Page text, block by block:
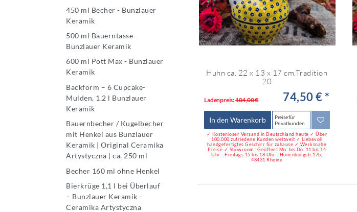
450 ml Becher - Bunzlauer
Keramik
500 ml Bauerntasse -
Bunzlauer Keramik
600 ml Pott Max - Bunzlauer
Keramik
Backform – 6 Cupcake-
Mulden, 1,2 l Bunzlauer
Keramik
Bauernbecher / Kugelbecher
mit Henkel aus Bunzlauer
Keramik | Original Ceramika
Artystyczna | ca. 250 ml
Becher 160 ml ohne Henkel
Bierkrüge 1,1 l bei Überlauf
– Bunzlauer Keramik -
Ceramika Artystyczna
Huhn ca. 22 x 13 x 17 cm,Tradition
20
Ladenpreis:104,00 € 74,50 € *
In den Warenkorb
Preise für
Privatkunden
✓ Kostenloser Versand in Deutschland heute ✓ Über
100.000 zufriedene Kunden weltweit ✓ Liebevoll
handgefertigtes Geschirr für zuhause ✓ Werksnahe
Preise ✓ Showroom : Geöffnet Mo. bis Do. 11 bis 14
Uhr - Freitags 15 bis 18 Uhr - Hünenborgstr.17b,
48431 Rheine